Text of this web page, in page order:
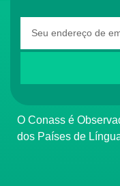
O Conass é Observador Consultivo da Comunidade
dos Países de